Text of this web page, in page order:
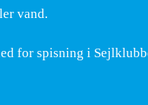
vand.
for spisning i